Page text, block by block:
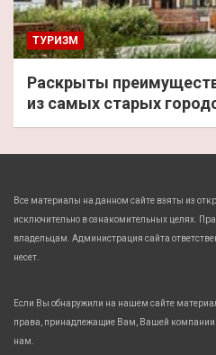
ТУРИЗМ
Раскрыты
из самых старых
Все материалы на данном сайте взяты из
исключительно в ознакомительных целях.
владельцам. Администрация сайта
несет.
Если Вы обнаружили на нашем сайте
права, принадлежащие Вам, Вашей компании
нам.